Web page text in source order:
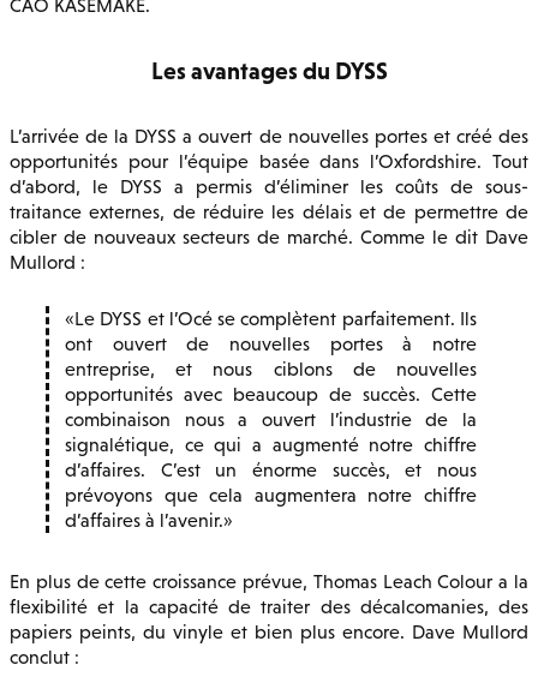
CAO KASEMAKE.
Les avantages du DYSS
L’arrivée de la DYSS a ouvert de nouvelles portes et créé des
opportunités pour l’équipe basée dans l’Oxfordshire. Tout
d’abord, le DYSS a permis d’éliminer les coûts de sous-
traitance externes, de réduire les délais et de permettre de
cibler de nouveaux secteurs de marché. Comme le dit Dave
Mullord :
Le DYSS et l’Océ se complètent parfaitement. Ils
ont ouvert de nouvelles portes à notre
entreprise, et nous ciblons de nouvelles
opportunités avec beaucoup de succès. Cette
combinaison nous a ouvert l’industrie de la
signalétique, ce qui a augmenté notre chiffre
d’affaires. C’est un énorme succès, et nous
prévoyons que cela augmentera notre chiffre
d’affaires à l’avenir.
En plus de cette croissance prévue, Thomas Leach Colour a la
flexibilité et la capacité de traiter des décalcomanies, des
papiers peints, du vinyle et bien plus encore. Dave Mullord
conclut :